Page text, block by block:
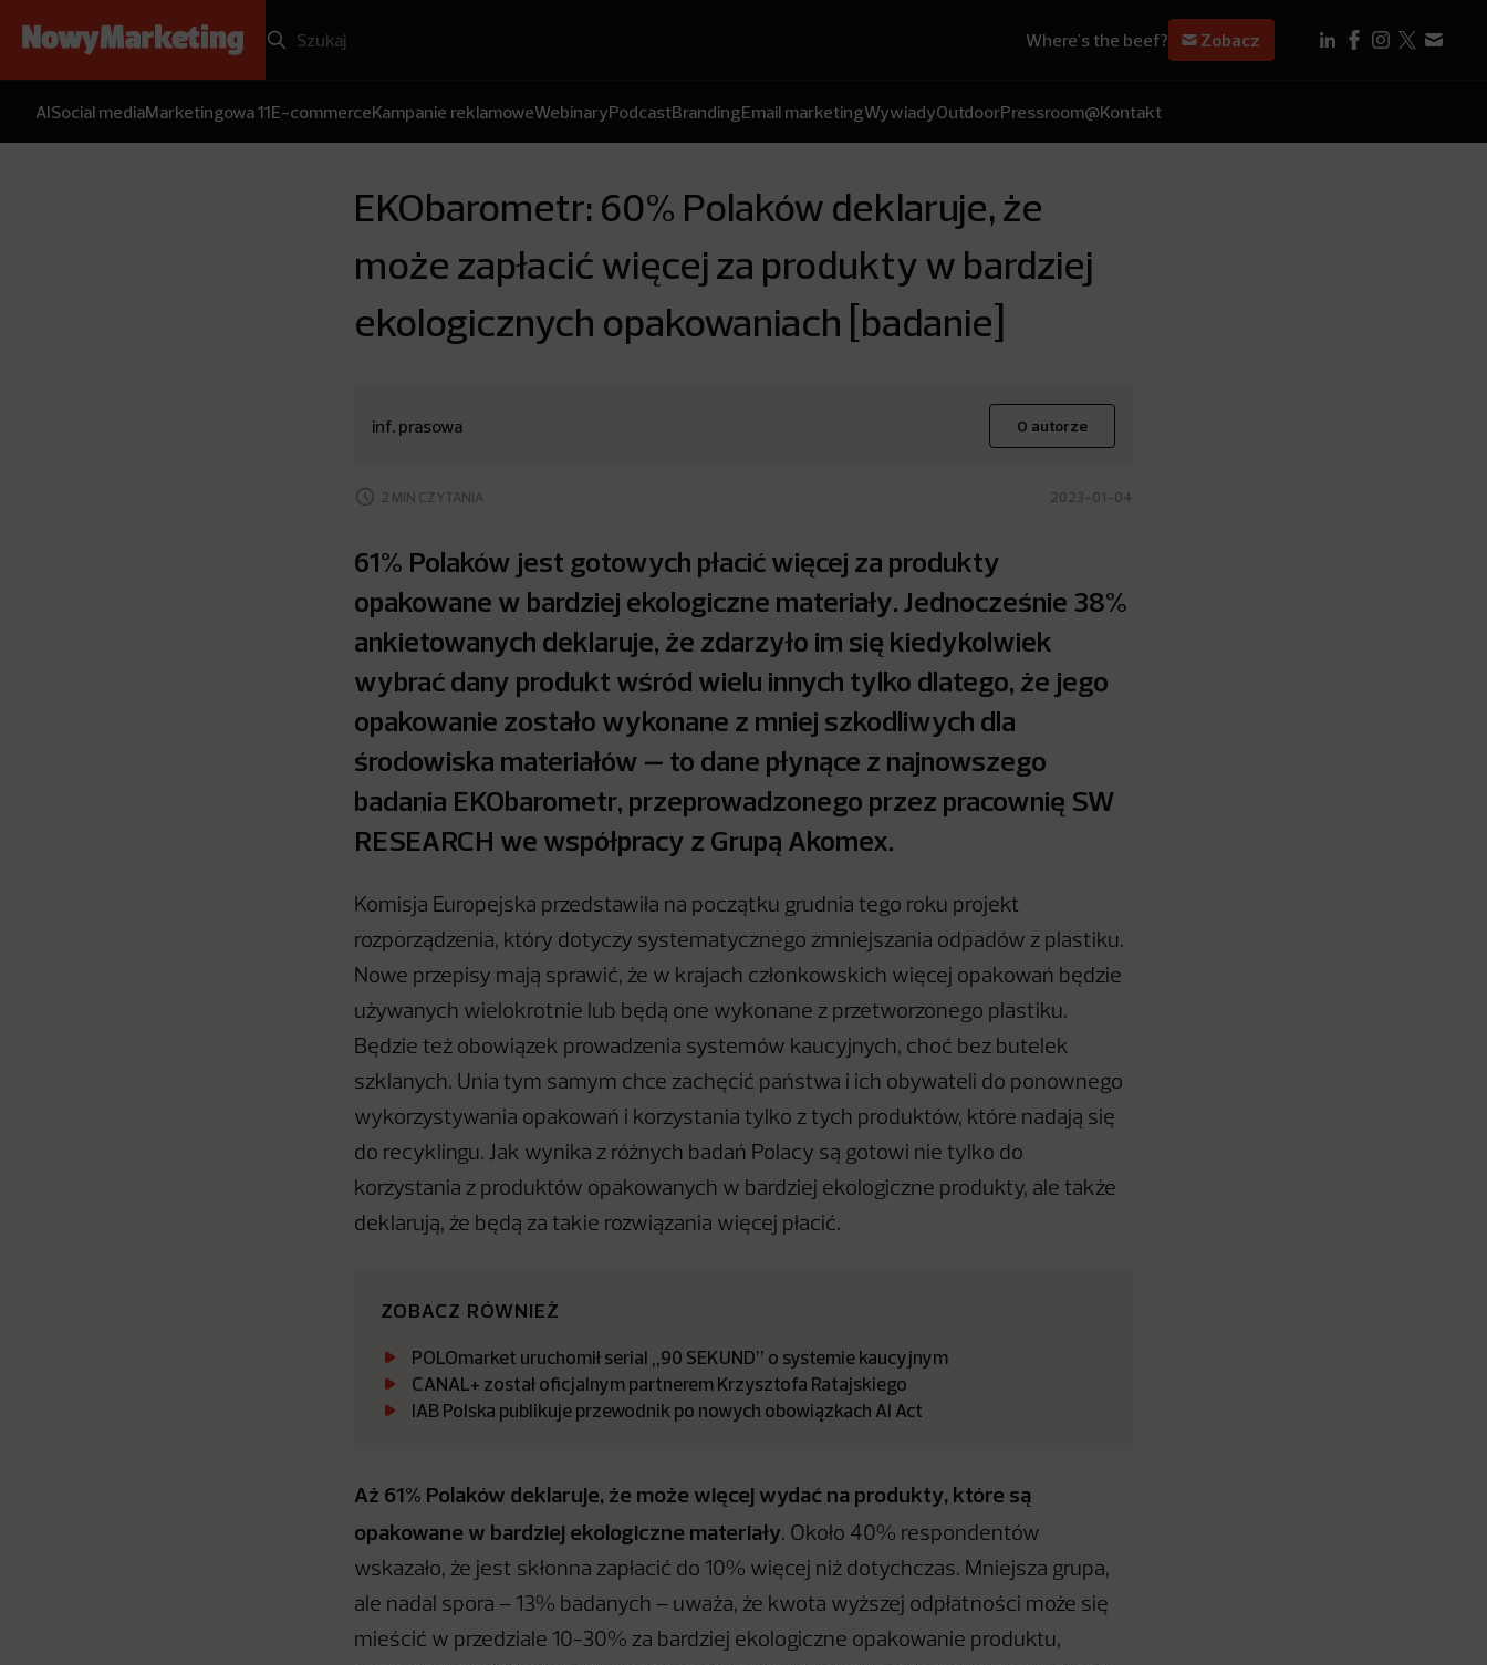
Where's the beef? Zobacz
AISocial mediaMarketingowa 11E-commerceKampanie reklamoweWebinaryPodcastBrandingEmail marketingWywiadyOutdoorPressroom@Kontakt
EKObarometr: 60% Polaków deklaruje, że
może zapłacić więcej za produkty w bardziej
ekologicznych opakowaniach [badanie]
inf. prasowa O autorze
2 MIN CZYTANIA 2023-01-04
61% Polaków jest gotowych płacić więcej za produkty
opakowane w bardziej ekologiczne materiały. Jednocześnie 38%
ankietowanych deklaruje, że zdarzyło im się kiedykolwiek
wybrać dany produkt wśród wielu innych tylko dlatego, że jego
opakowanie zostało wykonane z mniej szkodliwych dla
środowiska materiałów – to dane płynące z najnowszego
badania EKObarometr, przeprowadzonego przez pracownię SW
RESEARCH we współpracy z Grupą Akomex.
Komisja Europejska przedstawiła na początku grudnia tego roku projekt
rozporządzenia, który dotyczy systematycznego zmniejszania odpadów z plastiku.
Nowe przepisy mają sprawić, że w krajach członkowskich więcej opakowań będzie
używanych wielokrotnie lub będą one wykonane z przetworzonego plastiku.
Będzie też obowiązek prowadzenia systemów kaucyjnych, choć bez butelek
szklanych. Unia tym samym chce zachęcić państwa i ich obywateli do ponownego
wykorzystywania opakowań i korzystania tylko z tych produktów, które nadają się
do recyklingu. Jak wynika z różnych badań Polacy są gotowi nie tylko do
korzystania z produktów opakowanych w bardziej ekologiczne produkty, ale także
deklarują, że będą za takie rozwiązania więcej płacić.
ZOBACZ RÓWNIEŻ
POLOmarket uruchomił serial „90 SEKUND” o systemie kaucyjnym
CANAL+ został oficjalnym partnerem Krzysztofa Ratajskiego
IAB Polska publikuje przewodnik po nowych obowiązkach AI Act
Aż 61% Polaków deklaruje, że może więcej wydać na produkty, które są
opakowane w bardziej ekologiczne materiały. Około 40% respondentów
wskazało, że jest skłonna zapłacić do 10% więcej niż dotychczas. Mniejsza grupa,
ale nadal spora – 13% badanych – uważa, że kwota wyższej odpłatności może się
mieścić w przedziale 10-30% za bardziej ekologiczne opakowanie produktu,